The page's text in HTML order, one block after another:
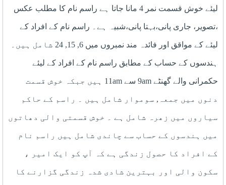
لیئے خوش قسمت نمر 4 مانا جاتا ہے راسم نام کا مطلب عکس
،تصویر، جاری پانی،بہتا پانی،شبیہ ہے۔ راسم نام کے افراد کے
لیئے کے مواقق اور فائدہ مند نمبروں میں 6, 15, 24 شامل ہیں۔
ہندسوں کے حساب کے مطابق راسم نام کے افراد کے لیئے
حکمرانی والے گھنٹے 9am سے 11am ہیں جبکہ خوش قسمت
دنوں میں جمعہ, سوموار شامل ہیں ۔ راسم کے حاکم
سیاروں میں زھرہ شامل ہے ۔ خوش قسمتی والی دھاتوں
میں ہندسوں کے حساب سے چاندی شامل ہیں راسم نام
کے افراد کا حصول زندگی ہے کہ آپ کو ایک امیر ،
سکون والی اور بہترین شادی شدہ زندگی گزارنے کا